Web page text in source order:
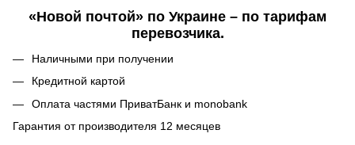
«Новой почтой» по Украине – по тарифам
перевозчика.
Наличными при получении
Кредитной картой
Оплата частями ПриватБанк и monobank
Гарантия от производителя 12 месяцев